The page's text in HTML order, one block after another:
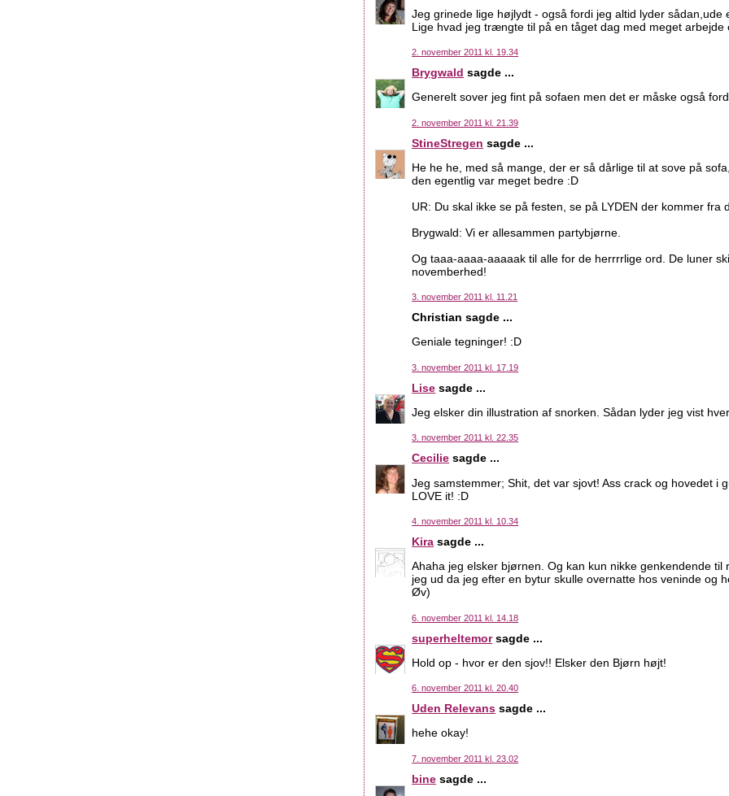
Jeg grinede lige højlydt - også fordi jeg altid lyder
Lige hvad jeg trængte til på en tåget dag med meget arbejde
2. november 2011 kl. 19.34
Brygwald sagde ...
Generelt sover jeg fint på sofaen men det er måske også
2. november 2011 kl. 21.39
StineStregen sagde ...
He he he, med så mange, der er så dårlige til at sove på
den egentlig var meget bedre :D
UR: Du skal ikke se på festen, se på LYDEN der kommer
Brygwald: Vi er allesammen partybjørne.
Og taaa-aaaa-aaaaak til alle for de herrrrlige ord. De luner
novemberhed!
3. november 2011 kl. 11.21
Christian sagde ...
Geniale tegninger! :D
3. november 2011 kl. 17.19
Lise sagde ...
Jeg elsker din illustration af snorken. Sådan lyder jeg vist
3. november 2011 kl. 22.35
Cecilie sagde ...
Jeg samstemmer; Shit, det var sjovt! Ass crack og hovedet
LOVE it! :D
4. november 2011 kl. 10.34
Kira sagde ...
Ahaha jeg elsker bjørnen. Og kan kun nikke genkendende
jeg ud da jeg efter en bytur skulle overnatte hos veninde
Øv)
6. november 2011 kl. 14.18
superheltemorsagde ...
Hold op - hvor er den sjov!! Elsker den Bjørn højt!
6. november 2011 kl. 20.40
Uden Relevans sagde ...
hehe okay!
7. november 2011 kl. 23.02
bine sagde ...